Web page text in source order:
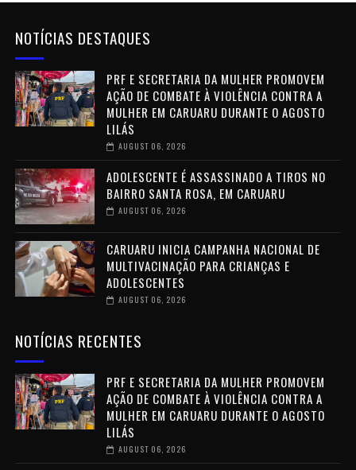
NOTÍCIAS DESTAQUES
PRF E SECRETARIA DA MULHER PROMOVEM
AÇÃO DE COMBATE À VIOLÊNCIA CONTRA A
MULHER EM CARUARU DURANTE O AGOSTO
LILÁS
AUGUST 06, 2026
ADOLESCENTE É ASSASSINADO A TIROS NO
BAIRRO SANTA ROSA, EM CARUARU
AUGUST 06, 2026
CARUARU INICIA CAMPANHA NACIONAL DE
MULTIVACINAÇÃO PARA CRIANÇAS E
ADOLESCENTES
AUGUST 06, 2026
NOTÍCIAS RECENTES
PRF E SECRETARIA DA MULHER PROMOVEM
AÇÃO DE COMBATE À VIOLÊNCIA CONTRA A
MULHER EM CARUARU DURANTE O AGOSTO
LILÁS
AUGUST 06, 2026